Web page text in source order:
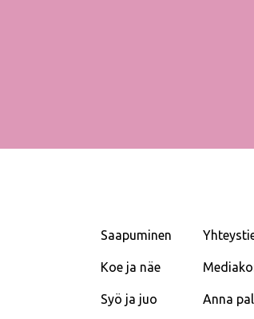
Saapuminen
Koe ja näe
Syö ja juo Anna